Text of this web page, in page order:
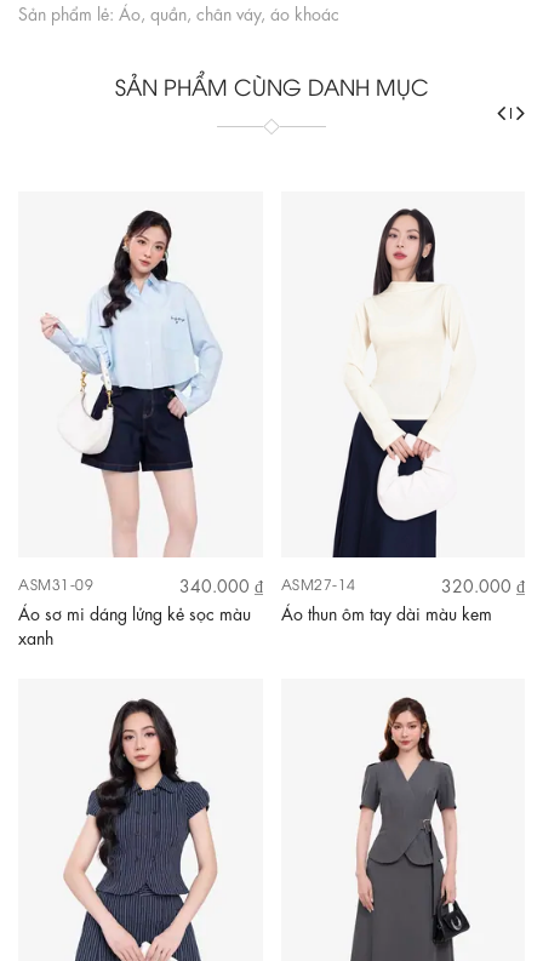
Sản phẩm lẻ: Áo, quần, chân váy, áo khoác
SẢN PHẨM CÙNG DANH MỤC
ASM31-09
340.000 ₫
Áo sơ mi dáng lửng kẻ sọc màu
xanh
ASM27-14
320.000 ₫
Áo thun ôm tay dài màu kem